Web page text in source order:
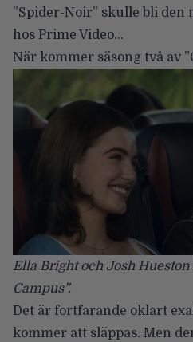
”Spider-Noir” skulle bli den
hos Prime Video…
När kommer säsong två av
Ella Bright och Josh Hueston
Campus”.
Det är fortfarande oklart
kommer att släppas. Men